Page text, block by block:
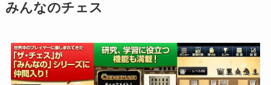
みんなのチェス